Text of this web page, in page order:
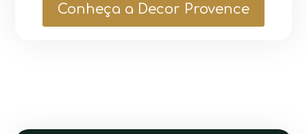
Conheça a Decor Provence